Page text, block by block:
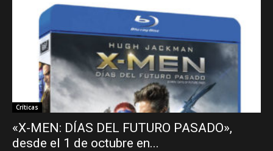
Críticas
«X-MEN: DÍAS DEL FUTURO PASADO»,
desde el 1 de octubre en...